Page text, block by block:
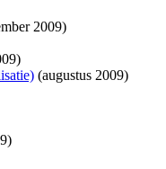
2009)
(augustus 2009)